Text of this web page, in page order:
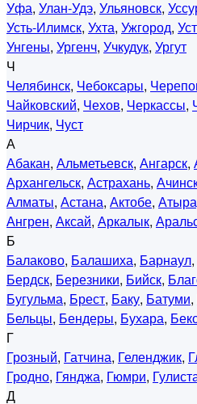
Уфа, Улан-Удэ, Ульяновск,
Усть-Илимск, Ухта, Ужгород,
Унгены, Ургенч, Учкудук, Ургут
Ч
Челябинск, Чебоксары,
Чайковский, Чехов, Черкассы,
Чирчик, Чуст
А
Абакан, Альметьевск, Ангарск,
Архангельск, Астрахань,
Алматы, Астана, Актобе,
Ангрен, Аксай, Аркалык,
Б
Балаково, Балашиха, Барнаул,
Бердск, Березники, Бийск,
Бугульма, Брест, Баку, Батуми,
Бельцы, Бендеры, Бухара,
Г
Грозный, Гатчина, Геленджик,
Гродно, Гянджа, Гюмри,
Д